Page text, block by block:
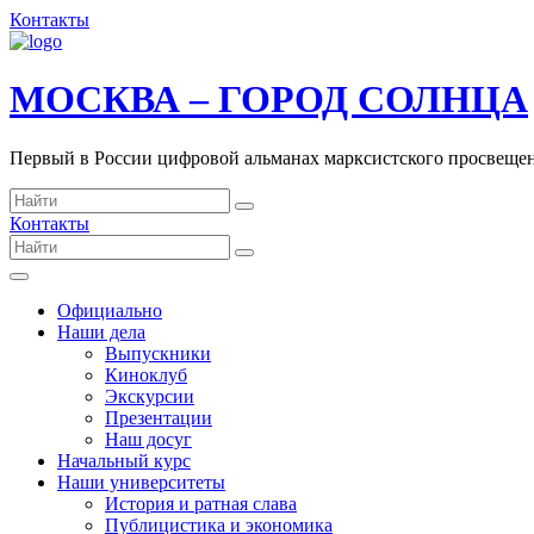
Контакты
МОСКВА – ГОРОД СОЛНЦА
Первый в России цифровой альманах марксистского
Контакты
Официально
Наши дела
Выпускники
Киноклуб
Экскурсии
Презентации
Наш досуг
Начальный курс
Наши университеты
История и ратная слава
Публицистика и экономика